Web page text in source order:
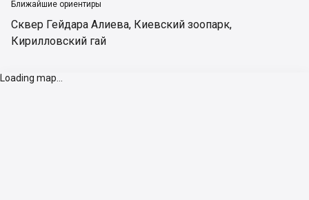
Ближайшие ориентиры
Сквер Гейдара Алиева, Киевский зоопарк,
Кирилловский гай
Loading map...